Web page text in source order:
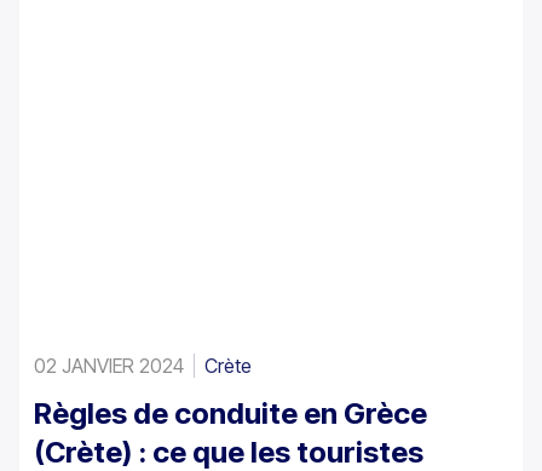
02 JANVIER 2024 Crète
Règles de conduite en Grèce
(Crète) : ce que les touristes